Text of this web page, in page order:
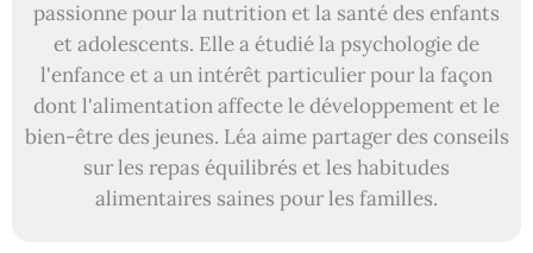
passionne pour la nutrition et la santé des enfants
et adolescents. Elle a étudié la psychologie de
l'enfance et a un intérêt particulier pour la façon
dont l'alimentation affecte le développement et le
bien-être des jeunes. Léa aime partager des conseils
sur les repas équilibrés et les habitudes
alimentaires saines pour les familles.